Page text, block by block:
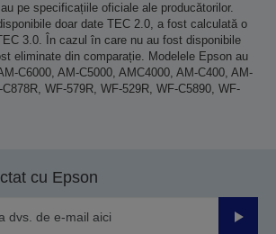
pe specificațiile oficiale ale producătorilor.
doar date TEC 2.0, a fost calculată o
3.0. În cazul în care nu au fost disponibile
eliminate din comparație. Modelele Epson au
C6000, AM-C5000, AMC4000, AM-C400, AM-
WF-579R, WF-529R, WF-C5890, WF-
cu Epson